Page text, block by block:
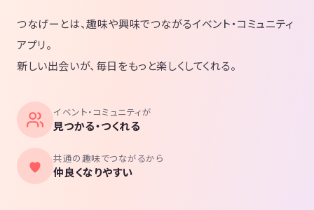
つなげーとは、趣味や興味でつながるイベント・コミュニティ
アプリ。
新しい出会いが、毎日をもっと楽しくしてくれる。
イベント・コミュニティが
見つかる・つくれる
共通の趣味でつながるから
仲良くなりやすい